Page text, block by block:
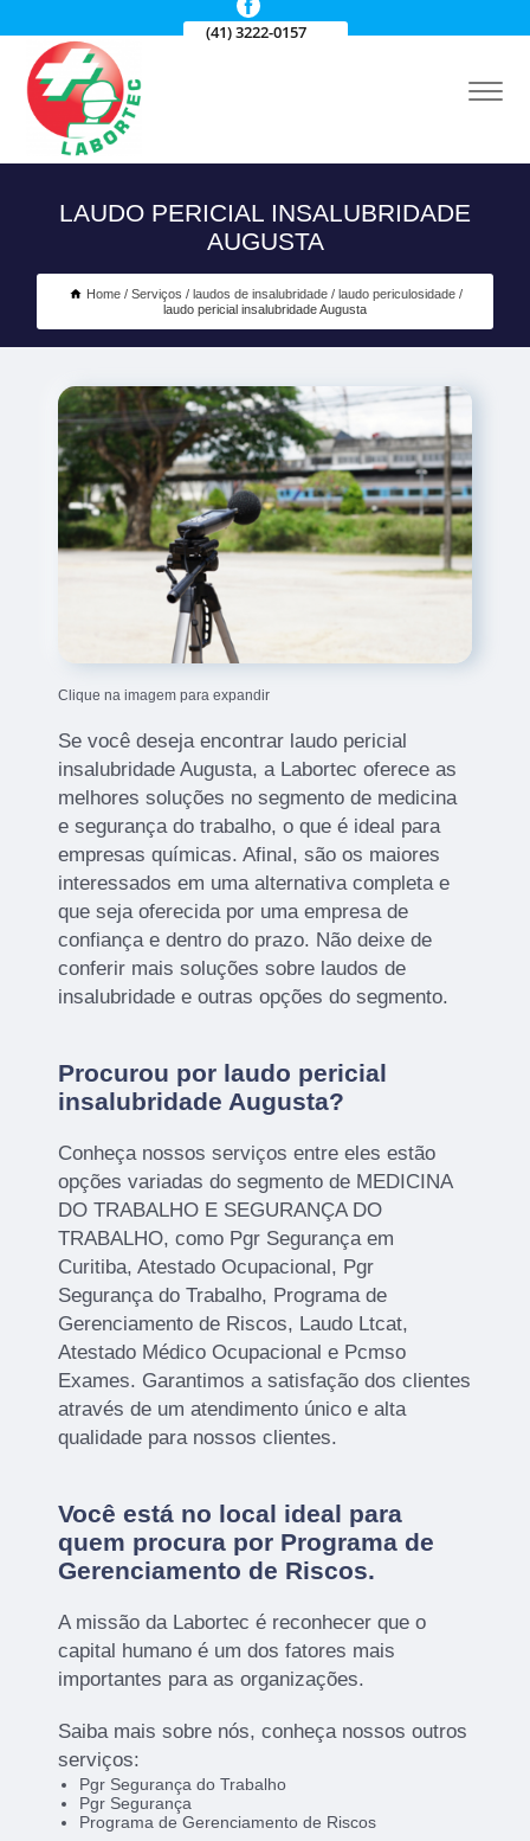
(41) 3222-0157
LAUDO PERICIAL INSALUBRIDADE
AUGUSTA
Home Serviços laudos de insalubridade
laudo periculosidade
laudo pericial insalubridade Augusta
Clique na imagem para expandir
Se você deseja encontrar laudo pericial
insalubridade Augusta, a Labortec oferece as
melhores soluções no segmento de medicina
e segurança do trabalho, o que é ideal para
empresas químicas. Afinal, são os maiores
interessados em uma alternativa completa e
que seja oferecida por uma empresa de
confiança e dentro do prazo. Não deixe de
conferir mais soluções sobre laudos de
insalubridade e outras opções do segmento.
Procurou por laudo pericial
insalubridade Augusta?
Conheça nossos serviços entre eles estão
opções variadas do segmento de MEDICINA
DO TRABALHO E SEGURANÇA DO
TRABALHO, como Pgr Segurança em
Curitiba, Atestado Ocupacional, Pgr
Segurança do Trabalho, Programa de
Gerenciamento de Riscos, Laudo Ltcat,
Atestado Médico Ocupacional e Pcmso
Exames. Garantimos a satisfação dos clientes
através de um atendimento único e alta
qualidade para nossos clientes.
Você está no local ideal para
quem procura por Programa de
Gerenciamento de Riscos.
A missão da Labortec é reconhecer que o
capital humano é um dos fatores mais
importantes para as organizações.
Saiba mais sobre nós, conheça nossos outros
serviços:
Pgr Segurança do Trabalho
Pgr Segurança
Programa de Gerenciamento de Riscos